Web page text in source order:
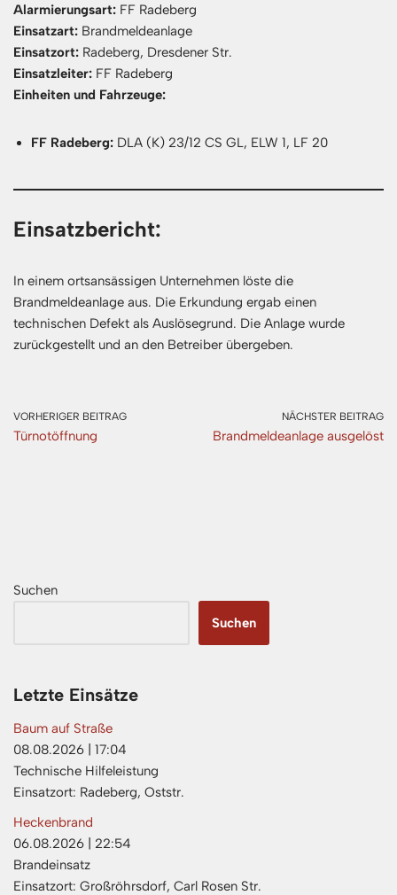
Alarmierungsart: FF Radeberg
Einsatzart: Brandmeldeanlage
Einsatzort: Radeberg, Dresdener Str.
Einsatzleiter: FF Radeberg
Einheiten und Fahrzeuge:
FF Radeberg: DLA (K) 23/12 CS GL, ELW 1, LF 20
Einsatzbericht:
In einem ortsansässigen Unternehmen löste die
Brandmeldeanlage aus. Die Erkundung ergab einen
technischen Defekt als Auslösegrund. Die Anlage wurde
zurückgestellt und an den Betreiber übergeben.
VORHERIGER BEITRAG
Türnotöffnung
NÄCHSTER BEITRAG
Brandmeldeanlage ausgelöst
Suchen
Suchen
Letzte Einsätze
Baum auf Straße
08.08.2026
17:04
Technische Hilfeleistung
Einsatzort: Radeberg, Oststr.
Heckenbrand
06.08.2026
22:54
Brandeinsatz
Einsatzort: Großröhrsdorf, Carl Rosen Str.